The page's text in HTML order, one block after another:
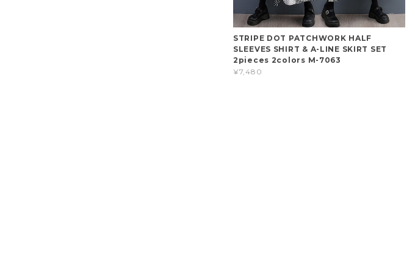
STRIPE DOT PATCHWORK HALF
SLEEVES SHIRT & A-LINE SKIRT SET
2pieces 2colors M-7063
¥7,480